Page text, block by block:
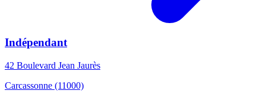
Indépendant
42 Boulevard Jean Jaurès
Carcassonne (11000)